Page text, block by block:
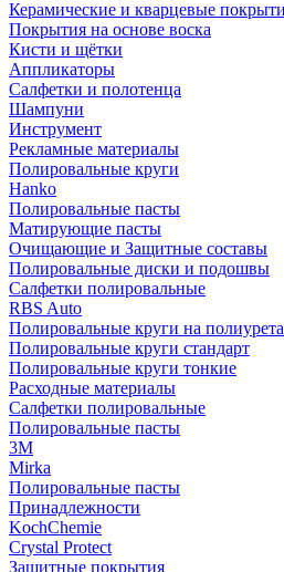
Керамические и кварцевые
Покрытия на основе воска
Кисти и щётки
Аппликаторы
Салфетки и полотенца
Шампуни
Инструмент
Рекламные материалы
Полировальные круги
Hanko
Полировальные пасты
Матирующие пасты
Очищающие и Защитные составы
Полировальные диски и подошвы
Салфетки полировальные
RBS Auto
Полировальные круги на
Полировальные круги стандарт
Полировальные круги тонкие
Расходные материалы
Салфетки полировальные
Полировальные пасты
3М
Mirka
Полировальные пасты
Принадлежности
KochChemie
Crystal Protect
Защитные покрытия